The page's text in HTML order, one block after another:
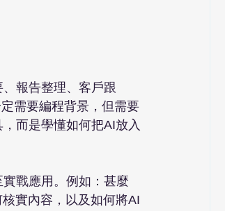
報告整理、客戶跟
需要編程背景，但需要
而是學懂如何把AI放入
戰應用。例如：甚麼
實內容，以及如何將AI